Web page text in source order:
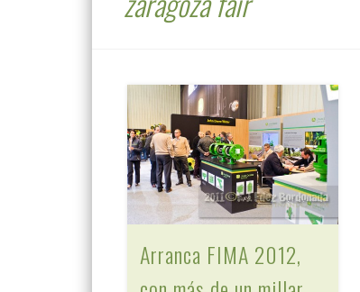
Arranca FIMA 2012,